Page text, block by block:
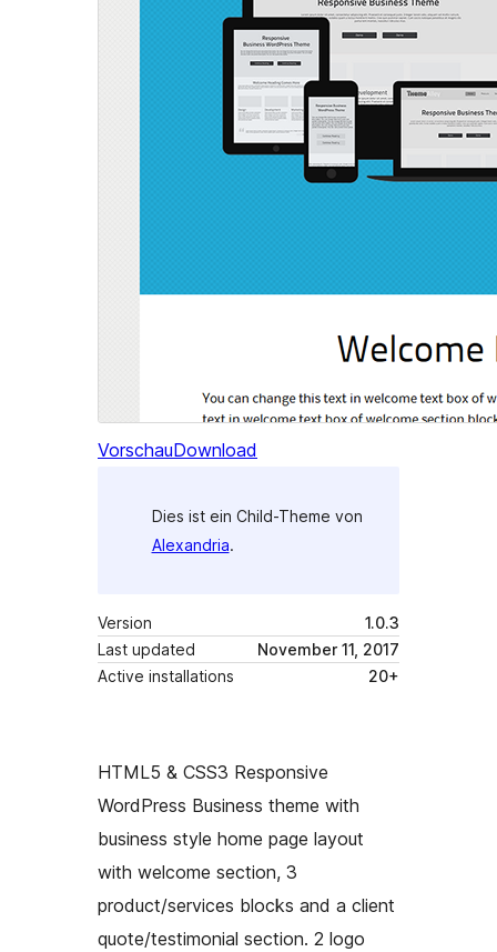
VorschauDownload
Dies ist ein Child-Theme von
Alexandria.
Version
1.0.3
Last updated
November 11, 2017
Active installations
20+
HTML5 & CSS3 Responsive
WordPress Business theme with
business style home page layout
with welcome section, 3
product/services blocks and a client
quote/testimonial section. 2 logo